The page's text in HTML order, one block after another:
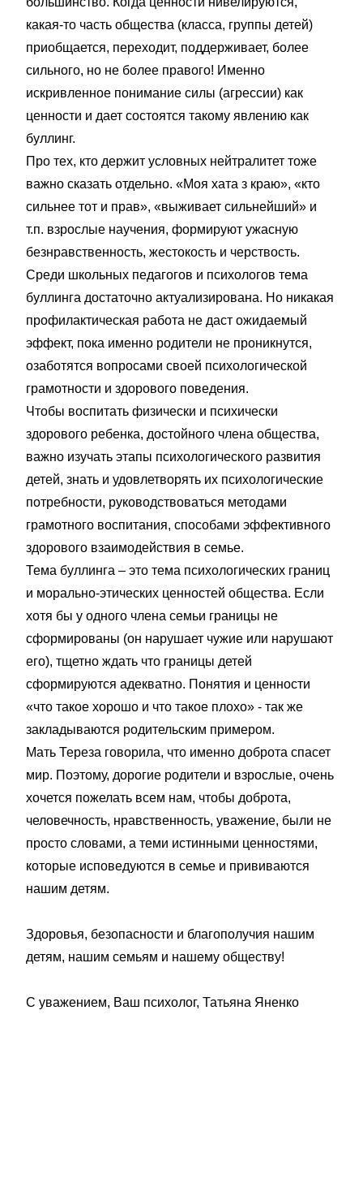
какая-то часть общества (класса, группы детей)
приобщается, переходит, поддерживает, более
сильного, но не более правого! Именно
искривленное понимание силы (агрессии) как
ценности и дает состоятся такому явлению как
буллинг.
Про тех, кто держит условных нейтралитет тоже
важно сказать отдельно. «Моя хата з краю», «кто
сильнее тот и прав», «выживает сильнейший» и
т.п. взрослые научения, формируют ужасную
безнравственность, жестокость и черствость.
Среди школьных педагогов и психологов тема
буллинга достаточно актуализирована. Но никакая
профилактическая работа не даст ожидаемый
эффект, пока именно родители не проникнутся,
озаботятся вопросами своей психологической
грамотности и здорового поведения.
Чтобы воспитать физически и психически
здорового ребенка, достойного члена общества,
важно изучать этапы психологического развития
детей, знать и удовлетворять их психологические
потребности, руководствоваться методами
грамотного воспитания, способами эффективного
здорового взаимодействия в семье.
Тема буллинга – это тема психологических границ
и морально-этических ценностей общества. Если
хотя бы у одного члена семьи границы не
сформированы (он нарушает чужие или нарушают
его), тщетно ждать что границы детей
сформируются адекватно. Понятия и ценности
«что такое хорошо и что такое плохо» - так же
закладываются родительским примером.
Мать Тереза говорила, что именно доброта спасет
мир. Поэтому, дорогие родители и взрослые, очень
хочется пожелать всем нам, чтобы доброта,
человечность, нравственность, уважение, были не
просто словами, а теми истинными ценностями,
которые исповедуются в семье и прививаются
нашим детям.
Здоровья, безопасности и благополучия нашим
детям, нашим семьям и нашему обществу!
С уважением, Ваш психолог, Татьяна Яненко